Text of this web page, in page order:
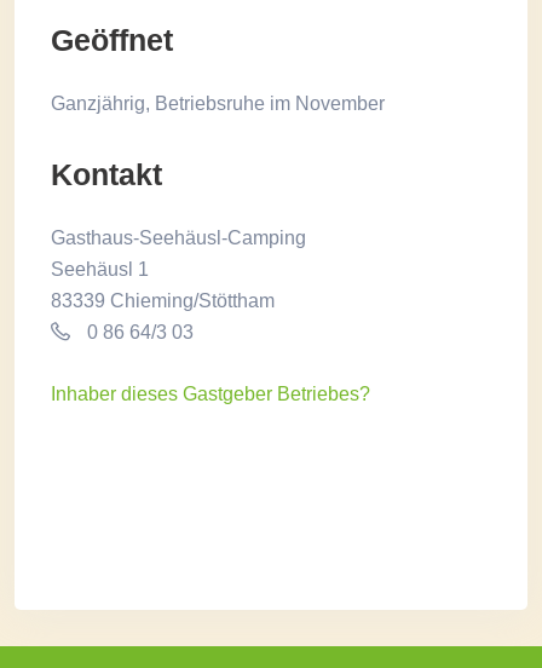
Geöffnet
Ganzjährig, Betriebsruhe im November
Kontakt
Gasthaus-Seehäusl-Camping
Seehäusl 1
83339 Chieming/Stöttham
0 86 64/3 03
Inhaber dieses Gastgeber Betriebes?